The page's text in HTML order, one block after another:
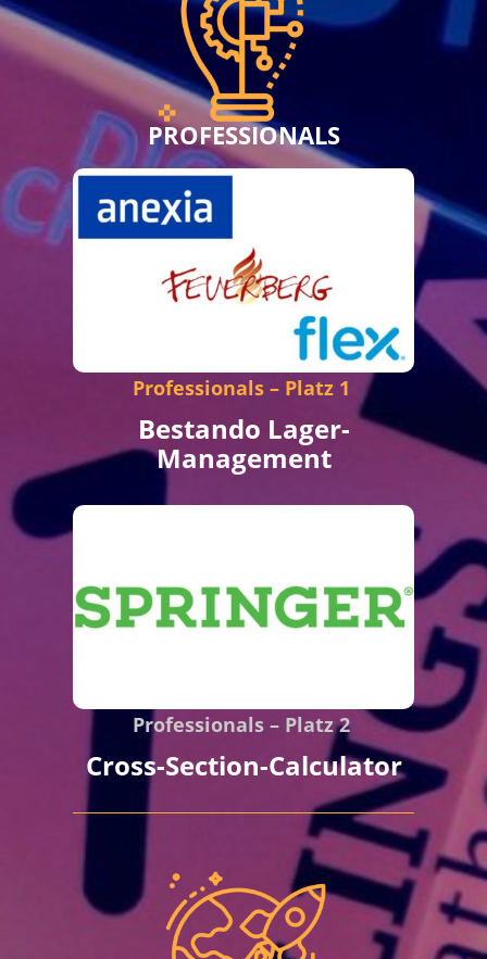
PROFESSIONALS
Professionals – Platz 1
Bestando Lager-
Management
Professionals – Platz 2
Cross-Section-Calculator